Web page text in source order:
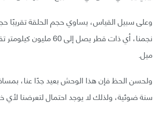
وعلى سبيل القياس، يساوي حجم الحلقة تقريبًا
ميل.
سنة ضوئية، ولذلك لا يوجد احتمال لتعرضنا لأي